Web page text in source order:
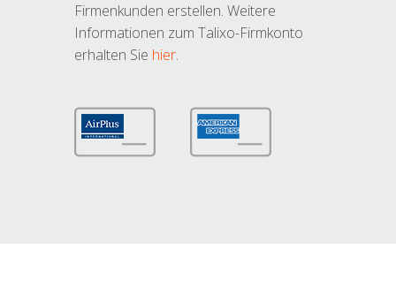
Firmenkunden erstellen. Weitere
Informationen zum Talixo-Firmkonto
erhalten Sie hier.